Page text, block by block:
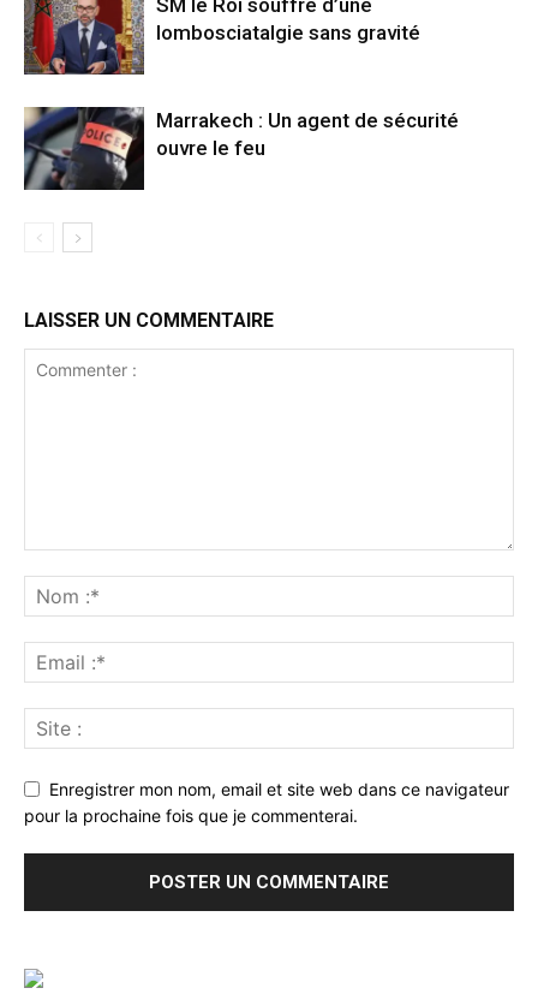
SM le Roi souffre d’une
lombosciatalgie sans gravité
Marrakech : Un agent de sécurité
ouvre le feu
LAISSER UN COMMENTAIRE
Enregistrer mon nom, email et site web dans ce navigateur
pour la prochaine fois que je commenterai.